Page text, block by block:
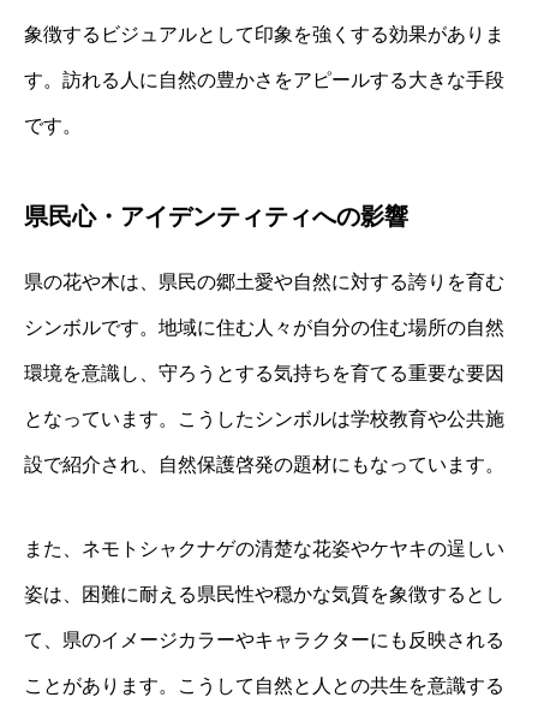
象徴するビジュアルとして印象を強くする効果がありま
す。訪れる人に自然の豊かさをアピールする大きな手段
です。
県民心・アイデンティティへの影響
県の花や木は、県民の郷土愛や自然に対する誇りを育む
シンボルです。地域に住む人々が自分の住む場所の自然
環境を意識し、守ろうとする気持ちを育てる重要な要因
となっています。こうしたシンボルは学校教育や公共施
設で紹介され、自然保護啓発の題材にもなっています。
また、ネモトシャクナゲの清楚な花姿やケヤキの逞しい
姿は、困難に耐える県民性や穏かな気質を象徴するとし
て、県のイメージカラーやキャラクターにも反映される
ことがあります。こうして自然と人との共生を意識する